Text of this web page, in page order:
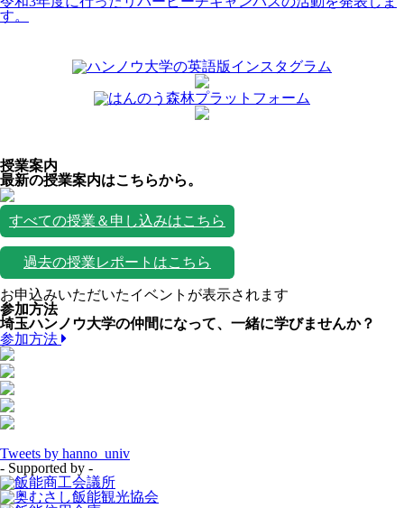
す。
授業案内
最新の授業案内はこちらから。
すべての授業＆申し込みはこちら
過去の授業レポートはこちら
お申込みいただいたイベントが表示されます
参加方法
埼玉ハンノウ大学の仲間になって、一緒に学びませんか？
参加方法
Tweets by hanno_univ
- Supported by -